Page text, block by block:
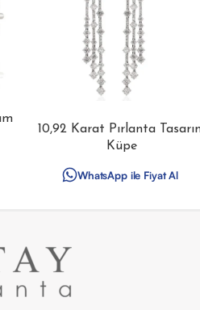
10,92 Karat Pırlanta
Küpe
WhatsApp ile Fiyat Al